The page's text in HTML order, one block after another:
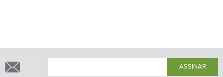
ASSINAR